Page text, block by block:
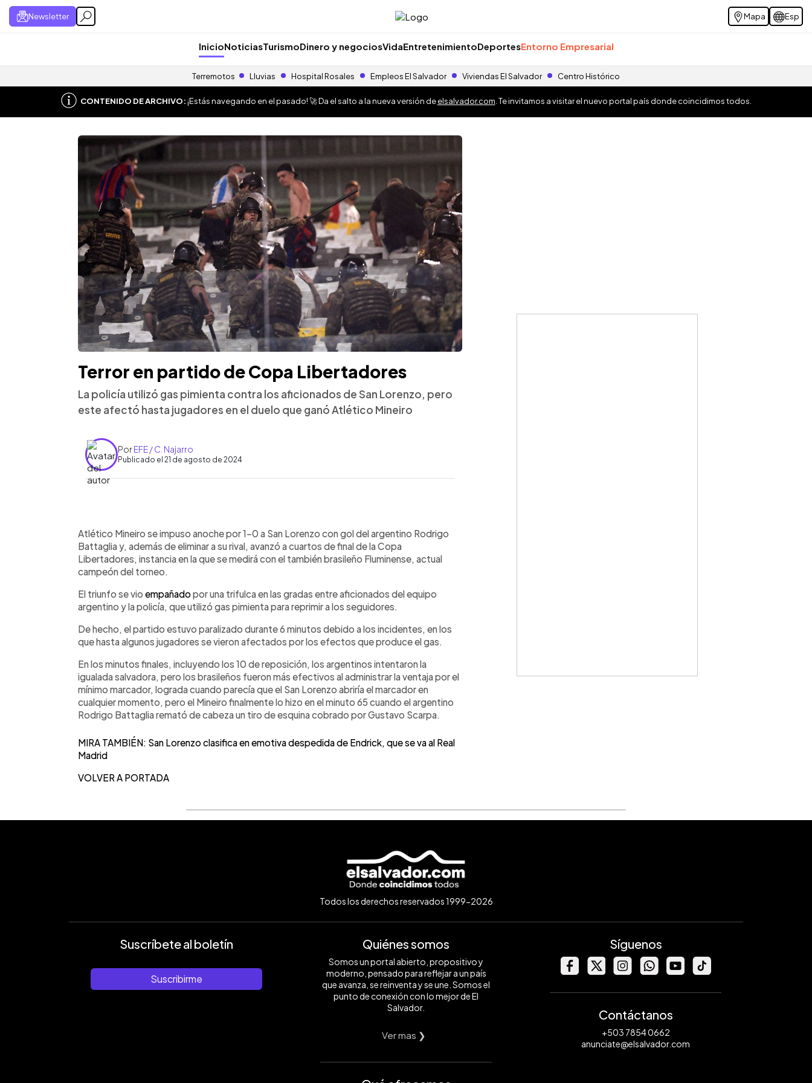
Newsletter Mapa Esp
InicioNoticiasTurismoDinero y negociosVidaEntretenimientoDeportesEntorno Empresarial
Terremotos Lluvias Hospital Rosales Empleos El Salvador Viviendas El Salvador Centro Histórico
CONTENIDO DE ARCHIVO:¡Estás navegando en el pasado! 🚀 Da el salto a la nueva versión deelsalvador.com . Te invitamos a visitar el nuevo portal país donde coincidimos todos.
Terror en partido de Copa Libertadores
La policía utilizó gas pimienta contra los aficionados de San Lorenzo, pero
este afectó hasta jugadores en el duelo que ganó Atlético Mineiro
PorEFE / C. Najarro
Publicado el 21 de agosto de 2024
► Escuchar artículo
Atlético Mineiro se impuso anoche por 1-0 a San Lorenzo con gol del argentino Rodrigo
Battaglia y, además de eliminar a su rival, avanzó a cuartos de final de la Copa
Libertadores, instancia en la que se medirá con el también brasileño Fluminense, actual
campeón del torneo.
El triunfo se vio empañadopor una trifulca en las gradas entre aficionados del equipo
argentino y la policía, que utilizó gas pimienta para reprimir a los seguidores.
De hecho, el partido estuvo paralizado durante 6 minutos debido a los incidentes, en los
que hasta algunos jugadores se vieron afectados por los efectos que produce el gas.
En los minutos finales, incluyendo los 10 de reposición, los argentinos intentaron la
igualada salvadora, pero los brasileños fueron más efectivos al administrar la ventaja por el
mínimo marcador, lograda cuando parecía que el San Lorenzo abriría el marcador en
cualquier momento, pero el Mineiro finalmente lo hizo en el minuto 65 cuando el argentino
Rodrigo Battaglia remató de cabeza un tiro de esquina cobrado por Gustavo Scarpa.
MIRA TAMBIÉN: San Lorenzo clasifica en emotiva despedida de Endrick, que se va al Real
Madrid
VOLVER A PORTADA
Todos los derechos reservados 1999-2026
Suscríbete al boletín
Suscribirme
Quiénes somos
Somos un portal abierto, propositivo y
moderno, pensado para reflejar a un país
que avanza, se reinventa y se une. Somos el
punto de conexión con lo mejor de El
Salvador.
Ver mas ❯
Síguenos
Contáctanos
+503 7854 0662
anunciate@elsalvador.com